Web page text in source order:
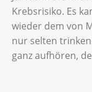
Krebsrisiko. Es
wieder dem von
nur selten
ganz aufhören,